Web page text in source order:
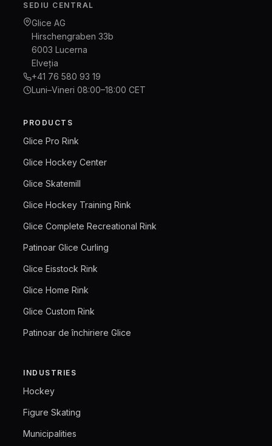
SEDIU CENTRAL
Glice AG
Hirschengraben 33b
6003 Lucerna
Elveția
+41 76 580 93 19
Luni–Vineri 08:00–18:00 CET
PRODUCTS
Glice Pro Rink
Glice Hockey Center
Glice Skatemill
Glice Hockey Training Rink
Glice Complete Recreational Rink
Patinoar Glice Curling
Glice Eisstock Rink
Glice Home Rink
Glice Custom Rink
Patinoar de închiriere Glice
INDUSTRIES
Hockey
Figure Skating
Municipalities